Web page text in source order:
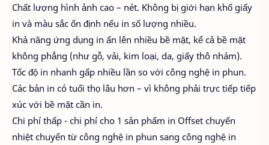
Chất lượng hình ảnh cao – nét. Không bị giới hạn khổ giấy
in và màu sắc ổn định nếu in số lượng nhiều.
Khả năng ứng dụng in ấn lên nhiều bề mặt, kể cả bề mặt
không phẳng (như gỗ, vải, kim loại, da, giấy thô nhám).
Tốc độ in nhanh gấp nhiều lần so với công nghệ in phun.
Các bản in có tuổi thọ lâu hơn – vì không phải trực tiếp tiếp
xúc với bề mặt cần in.
Chi phí thấp - chi phí cho 1 sản phẩm in Offset chuyển
nhiệt chuyển từ công nghệ in phun sang công nghệ in